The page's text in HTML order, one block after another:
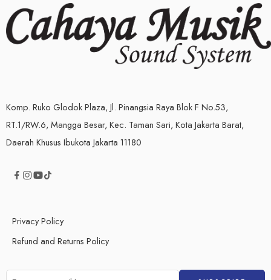
Komp. Ruko Glodok Plaza, Jl. Pinangsia Raya Blok F No.53,
RT.1/RW.6, Mangga Besar, Kec. Taman Sari, Kota Jakarta Barat,
Daerah Khusus Ibukota Jakarta 11180
Privacy Policy
Refund and Returns Policy